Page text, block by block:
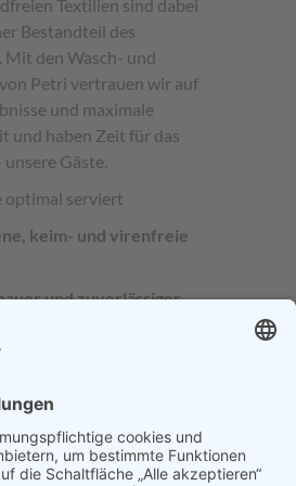
Textilien sind dabei
Bestandteil des
Mit den Wasch- und
Petri vertrauen wir auf
und maximale
und haben Zeit für das
Gäste.
optimal serviert
keim- und virenfreie
und zuverlässiger
dank
Erfassungssystemeim